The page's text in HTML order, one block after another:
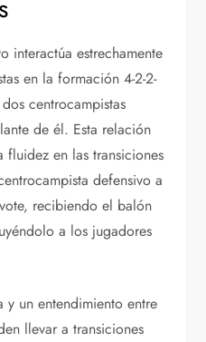
interactúa estrechamente
en la formación 4-2-2-
centrocampistas
de él. Esta relación
fluidez en las transiciones
defensivo a
recibiendo el balón
a los jugadores
un entendimiento entre
llevar a transiciones